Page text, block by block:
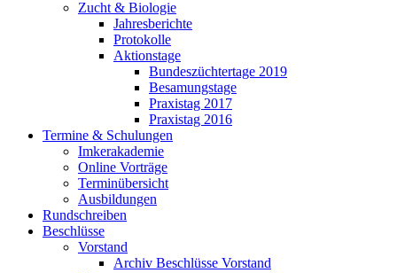
Zucht & Biologie
Jahresberichte
Protokolle
Aktionstage
Bundeszüchtertage 2019
Besamungstage
Praxistag 2017
Praxistag 2016
Termine & Schulungen
Imkerakademie
Online Vorträge
Terminübersicht
Ausbildungen
Rundschreiben
Beschlüsse
Vorstand
Archiv Beschlüsse Vorstand